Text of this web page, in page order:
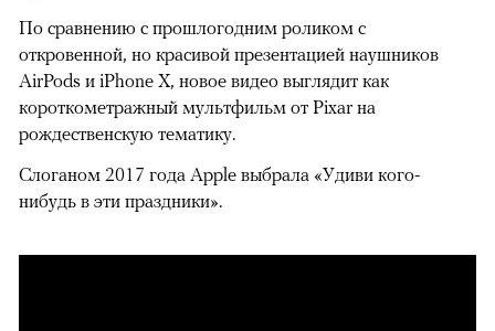
По сравнению с прошлогодним роликом с
откровенной, но красивой презентацией наушников
AirPods и iPhone X, новое видео выглядит как
короткометражный мультфильм от Pixar на
рождественскую тематику.
Слоганом 2017 года Apple выбрала «Удиви кого-
нибудь в эти праздники».